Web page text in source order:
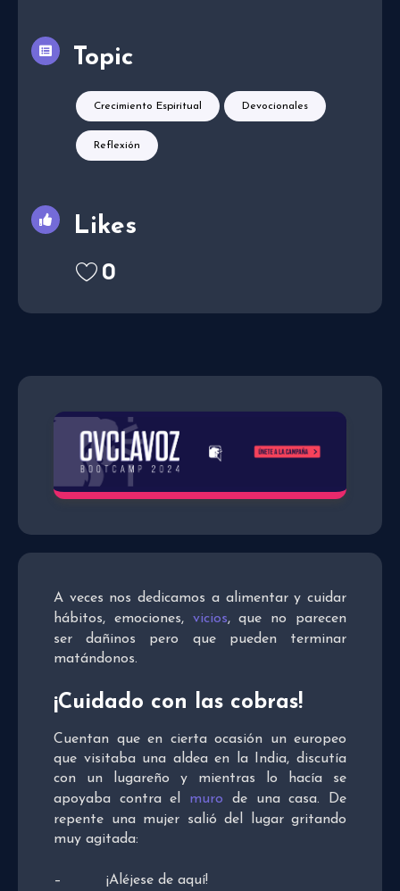
A veces nos dedicamos a alimentar y cuidar
hábitos, emociones, vicios, que no parecen
ser dañinos pero que pueden terminar
matándonos.
¡Cuidado con las cobras!
Cuentan que en cierta ocasión un europeo
que visitaba una aldea en la India, discutía
con un lugareño y mientras lo hacía se
apoyaba contra el muro de una casa. De
repente una mujer salió del lugar gritando
muy agitada:
– ¡Aléjese de aquí!
Topic
Crecimiento Espiritual Devocionales
Reflexión
Likes
0